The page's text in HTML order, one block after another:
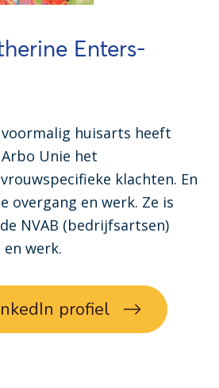
Enters-
huisarts heeft
Unie het
klachten. En
overgang en werk. Ze is
NVAB (bedrijfsartsen)
werk.
profiel